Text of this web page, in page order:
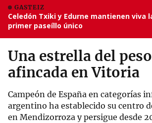
GASTEIZ
Celedón Txiki y Edurne mantienen viva
primer paseíllo único
Una estrella del peso
afincada en Vitoria
Campeón de España en categorías
argentino ha establecido su centro
en Mendizorroza y persigue desde